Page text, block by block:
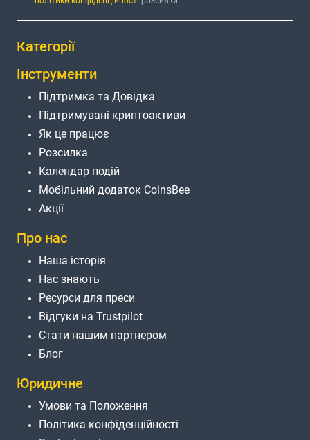
Категорії
Інструменти
Підтримка та Довідка
Підтримувані криптоактиви
Як це працює
Розсилка
Календар подій
Мобільний додаток CoinsBee
Акції
Про нас
Наша історія
Нас знають
Ресурси для преси
Відгуки на Trustpilot
Стати нашим партнером
Блог
Юридичне
Умови та Положення
Політика конфіденційності